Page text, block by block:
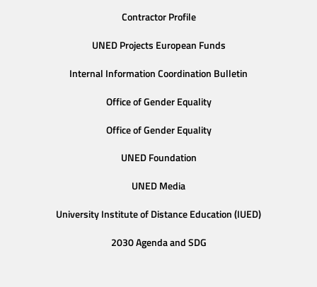
Contractor Profile
UNED Projects European Funds
Internal Information Coordination Bulletin
Office of Gender Equality
Office of Gender Equality
UNED Foundation
UNED Media
University Institute of Distance Education (IUED)
2030 Agenda and SDG